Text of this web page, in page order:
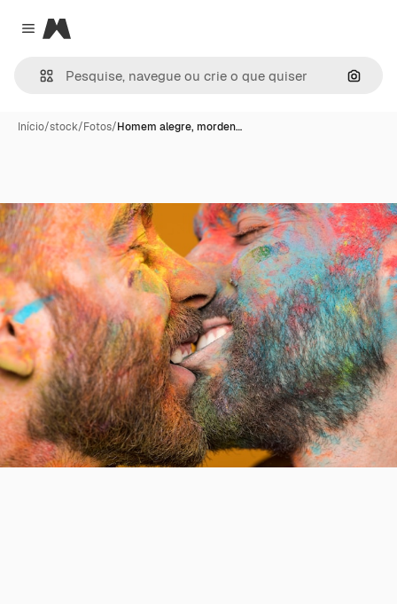
Close menu
Magnific
Início/stock/Fotos/Homem alegre, morden…